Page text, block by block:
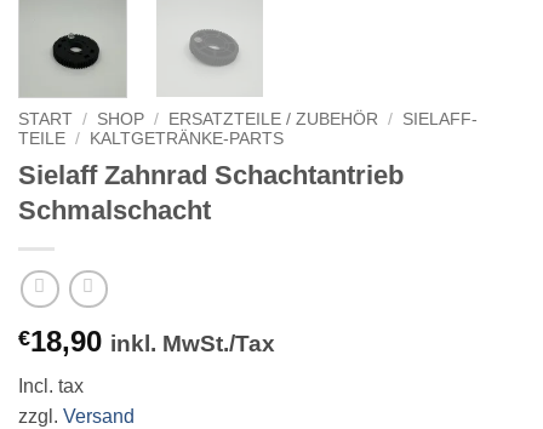
START / SHOP / ERSATZTEILE / ZUBEHÖR / SIELAFF-
TEILE / KALTGETRÄNKE-PARTS
Sielaff Zahnrad Schachtantrieb
Schmalschacht
€18,90 inkl. MwSt./Tax
Incl. tax
zzgl. Versand